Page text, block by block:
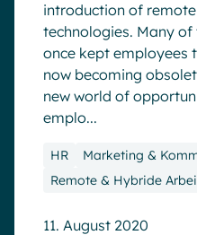
introduction of
technologies. Many
once kept employees
now becoming
new world of
emplo...
HR
Marketing &
Remote & Hybride
11. August 2020